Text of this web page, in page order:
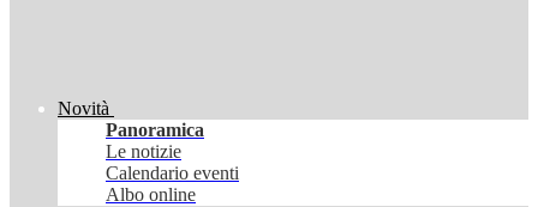
Novità
Panoramica
Le notizie
Calendario eventi
Albo online